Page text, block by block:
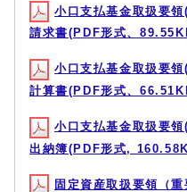
小口支払基金取扱要
請求書(PDF形式、
小口支払基金取扱要
計算書(PDF形式、
小口支払基金取扱要
出納簿(PDF形式,
固定資産取扱要領（